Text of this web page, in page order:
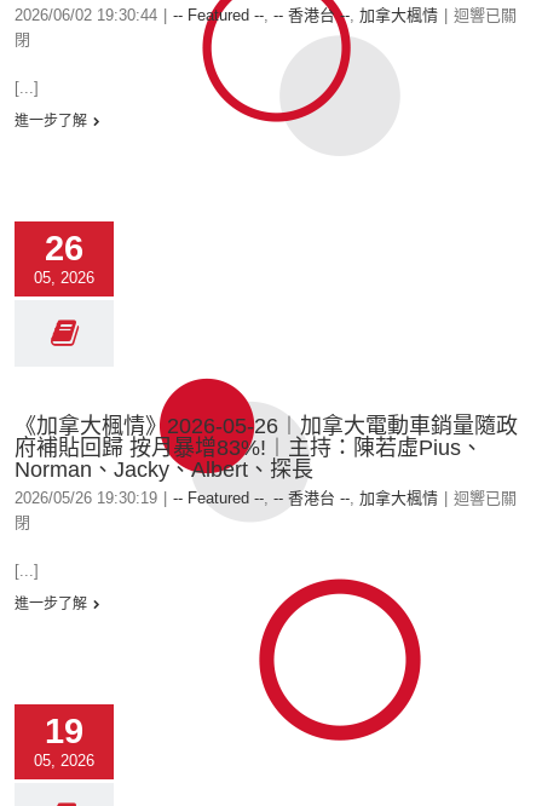
2026/06/02 19:30:44 -- Featured --, -- 香港台 --, 加拿大楓情
迴響已關
閉
[...]
進一步了解
26
05, 2026
《加拿大楓情》2026-05-26︱加拿大電動車銷量隨政
府補貼回歸 按月暴增83%!︱主持：陳若虛Pius、
Norman、Jacky、Albert、探長
2026/05/26 19:30:19 -- Featured --, -- 香港台 --, 加拿大楓情
迴響已關
閉
[...]
進一步了解
19
05, 2026